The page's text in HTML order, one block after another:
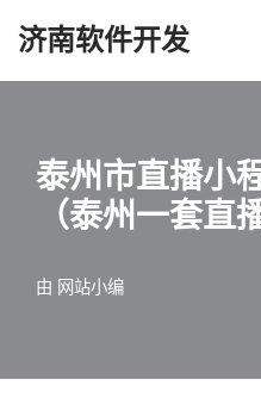
济南软件开发
泰州市直播小
（泰州一套直
由 网站小编